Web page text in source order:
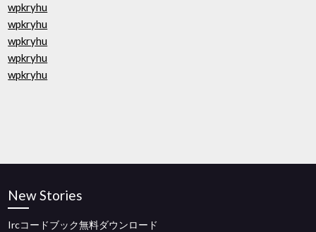
wpkryhu
wpkryhu
wpkryhu
wpkryhu
wpkryhu
New Stories
Ircコードブック無料ダウンロード